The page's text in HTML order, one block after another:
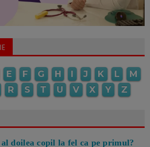
E F G H I J K L
M
R S T U V X Y Z
doilea copil la fel ca pe primul?